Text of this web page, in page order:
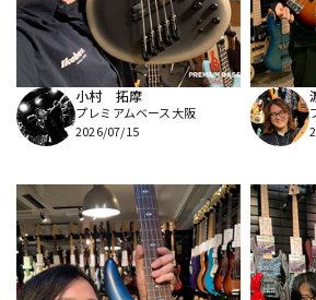
小村 拓摩
プレミアムベース大阪
2026/07/15